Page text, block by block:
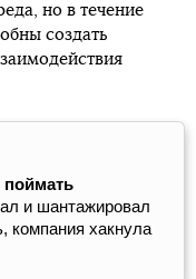
но в течение
создать
и шантажировал
компания хакнула